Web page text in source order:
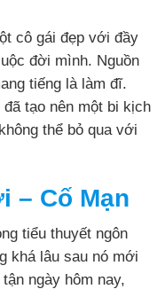
cô gái đẹp với đầy
đời mình. Nguồn
tiếng là làm đĩ.
tạo nên một bi kịch
thể bỏ qua với
– Cố Mạn
tiểu thuyết ngôn
khá lâu sau nó mới
ngày hôm nay,